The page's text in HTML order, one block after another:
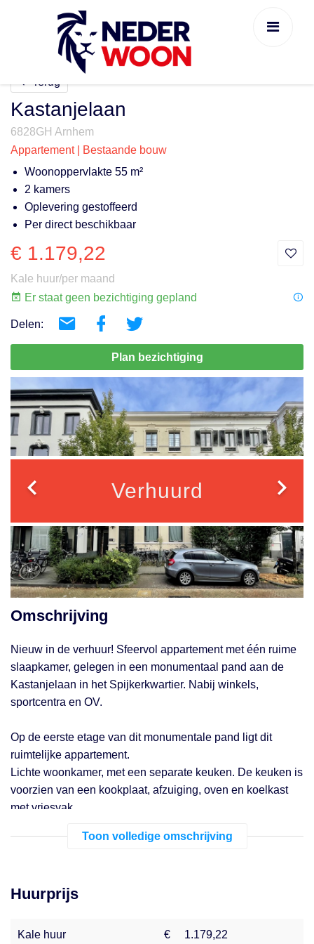
Terug
Kastanjelaan
6828GH Arnhem
Appartement | Bestaande bouw
Woonoppervlakte 55 m²
2 kamers
Oplevering gestoffeerd
Per direct beschikbaar
€ 1.179,22
Kale huur/per maand
Er staat geen bezichtiging gepland
Delen:
Plan bezichtiging
Verhuurd
Omschrijving
Nieuw in de verhuur! Sfeervol appartement met één ruime
slaapkamer, gelegen in een monumentaal pand aan de
Kastanjelaan in het Spijkerkwartier. Nabij winkels,
sportcentra en OV.
Op de eerste etage van dit monumentale pand ligt dit
ruimtelijke appartement.
Lichte woonkamer, met een separate keuken. De keuken is
voorzien van een kookplaat, afzuiging, oven en koelkast
met vriesvak.
woonkamer een doorloop naar de ruime slaapkamer.
wastafel, spiegelkastje, handdoekradiator en
Toon volledige omschrijving
Huurprijs
Kale huur € 1.179,22